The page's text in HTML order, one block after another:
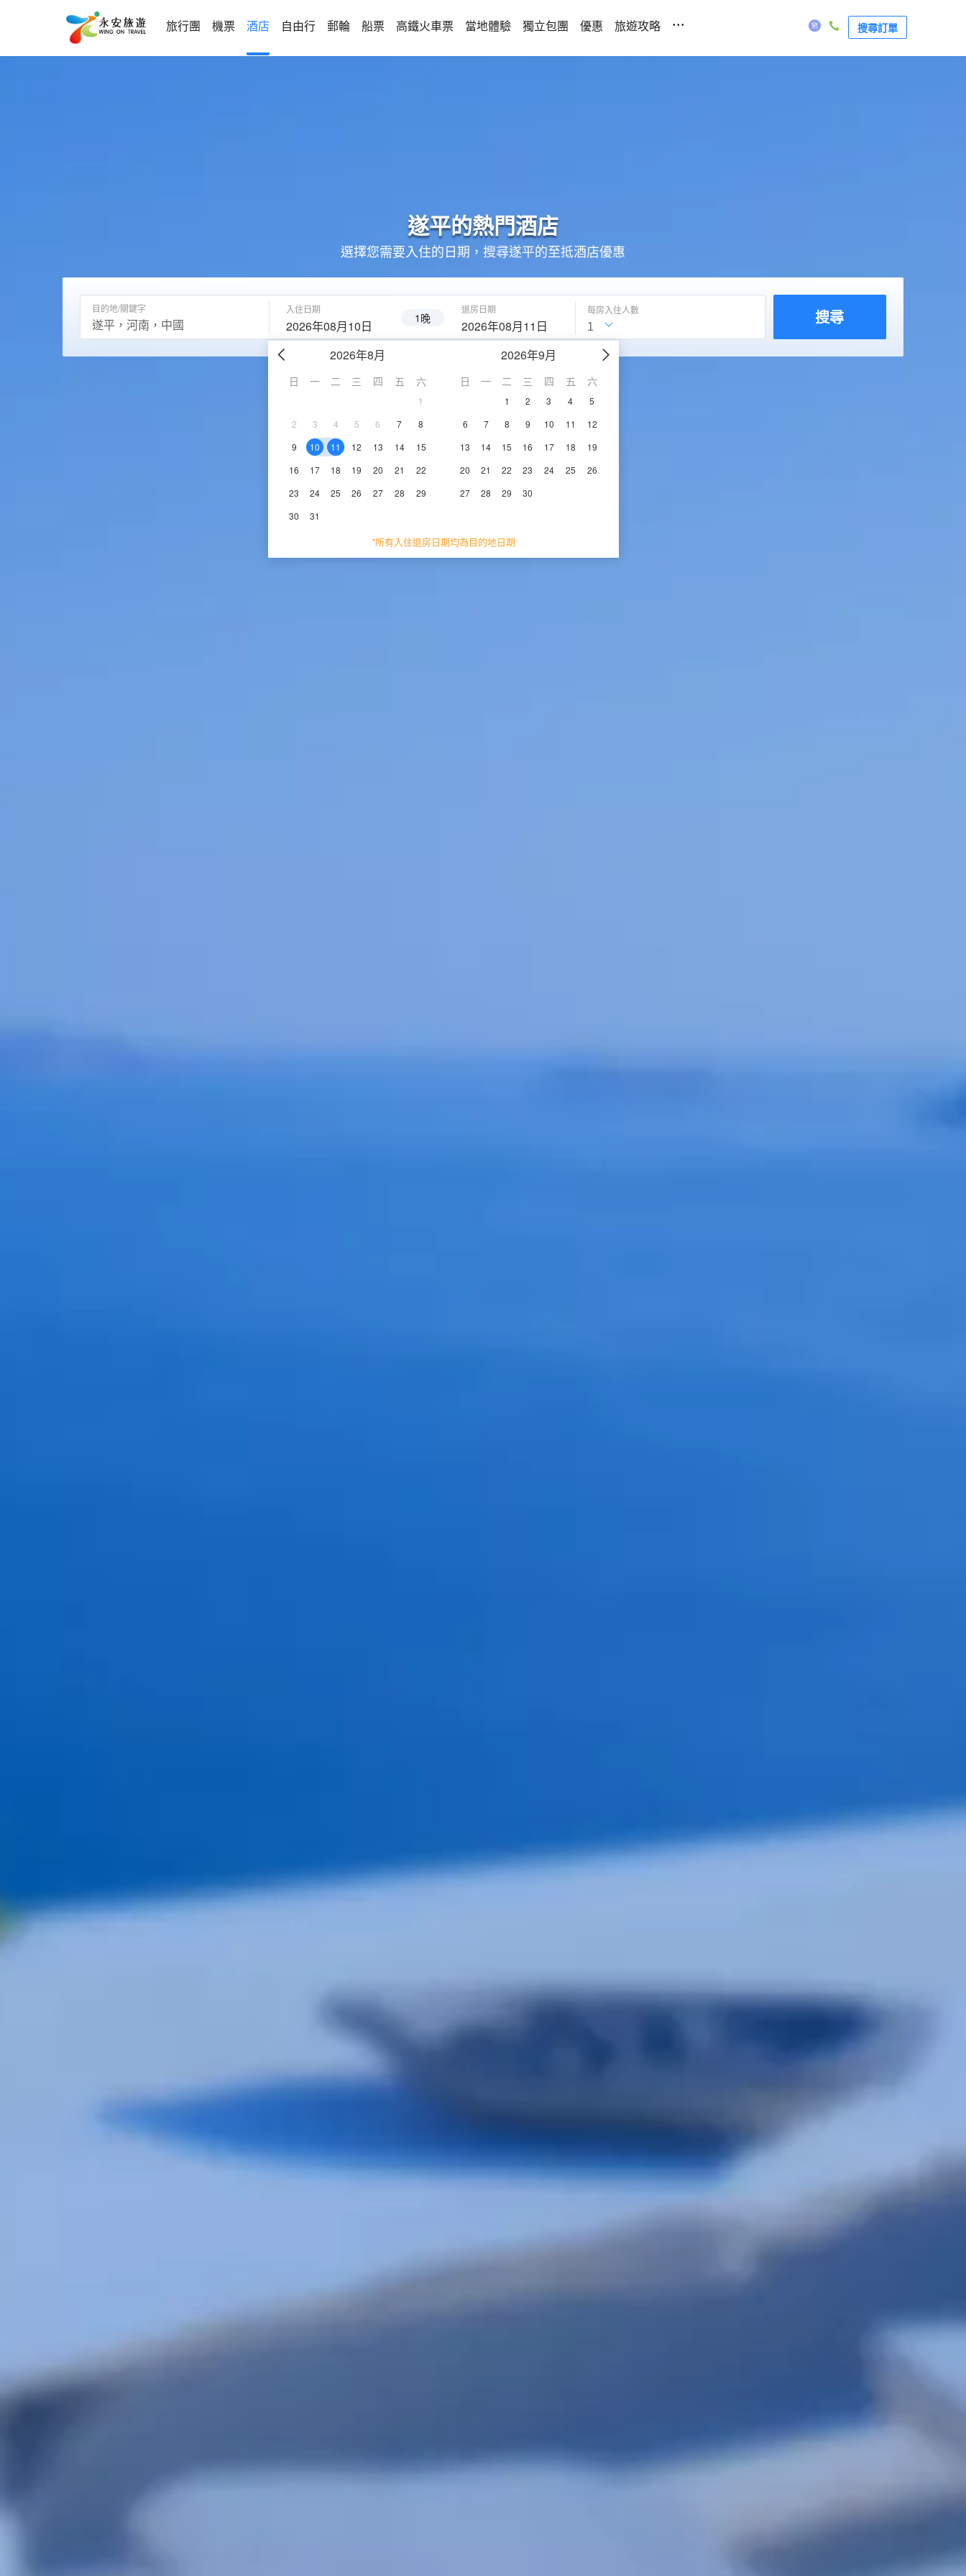
旅行團 機票 酒店 自由行 郵輪 船票 高鐵火車票 當地體驗 獨立包團 優惠 旅遊攻略 ... 搜尋訂單
遂平的熱門酒店
選擇您需要入住的日期，搜尋遂平的至抵酒店優惠
目的地/關鍵字 入住日期
2026年08月10日 1晚
退房日期
2026年08月11日
2026年8月
日 一 二 三 四 五 六
1
2
3 4 5 6 7
8
9
10 11 12 13 14
15
16
17 18 19 20 21
22
23
24 25 26 27 28
29
30
31
2026年9月
日 一 二 三 四 五 六
1 2 3 4
5
6
7 8 9 10 11
12
13
14 15 16 17 18
19
20
21 22 23 24 25
26
27
28 29 30
*所有入住退房日期均為目的地日期
每房入住人數 搜尋